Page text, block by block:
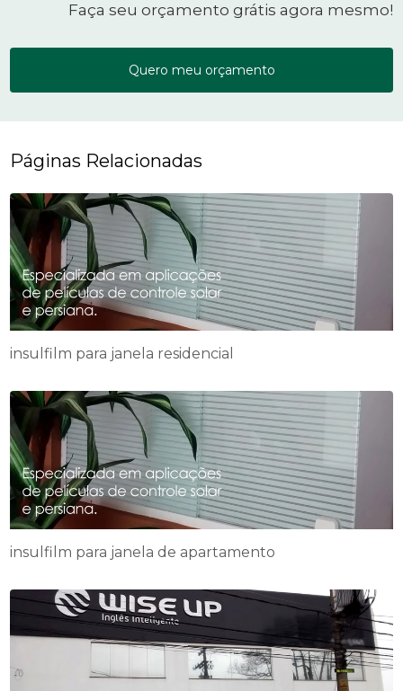
Faça seu orçamento grátis agora mesmo!
Quero meu orçamento
Páginas Relacionadas
insulfilm para janela residencial
insulfilm para janela de apartamento